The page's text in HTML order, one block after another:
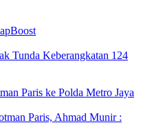
Tunda Keberangkatan 124
Paris ke Polda Metro Jaya
Paris, Ahmad Munir :